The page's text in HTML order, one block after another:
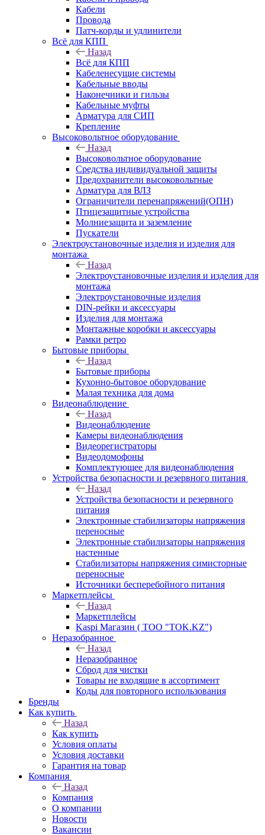
Кабели
Провода
Патч-корды и удлинители
Всё для КПП
Назад
Всё для КПП
Кабеленесущие системы
Кабельные вводы
Наконечники и гильзы
Кабельные муфты
Арматура для СИП
Крепление
Высоковольтное оборудование
Назад
Высоковольтное оборудование
Средства индивидуальной защиты
Предохранители высоковольтные
Арматура для ВЛЗ
Ограничители перенапряжений(ОПН)
Птицезащитные устройства
Молниезащита и заземление
Пускатели
Электроустановочные изделия и изделия для
монтажа
Назад
Электроустановочные изделия и изделия для
монтажа
Электроустановочные изделия
DIN-рейки и аксессуары
Изделия для монтажа
Монтажные коробки и аксессуары
Рамки ретро
Бытовые приборы
Назад
Бытовые приборы
Кухонно-бытовое оборудование
Малая техника для дома
Видеонаблюдение
Назад
Видеонаблюдение
Камеры видеонаблюдения
Видеорегистраторы
Видеодомофоны
Комплектующее для видеонаблюдения
Устройства безопасности и резервного питания
Назад
Устройства безопасности и резервного
питания
Электронные стабилизаторы напряжения
переносные
Электронные стабилизаторы напряжения
настенные
Стабилизаторы напряжения симисторные
переносные
Источники бесперебойного питания
Маркетплейсы
Назад
Маркетплейсы
Kaspi Магазин ( ТОО "TOK.KZ")
Неразобранное
Назад
Неразобранное
Сброд для чистки
Товары не входящие в ассортимент
Коды для повторного использования
Бренды
Как купить
Назад
Как купить
Условия оплаты
Условия доставки
Гарантия на товар
Компания
Назад
Компания
О компании
Новости
Вакансии